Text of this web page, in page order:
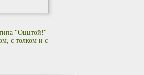
"Оццтой!"
с толком и с